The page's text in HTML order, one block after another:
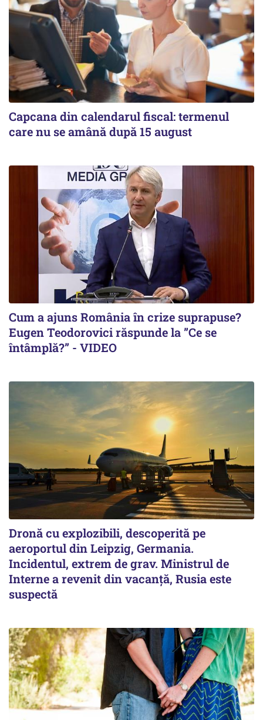
Capcana din calendarul fiscal: termenul
care nu se amână după 15 august
Cum a ajuns România în crize suprapuse?
Eugen Teodorovici răspunde la ”Ce se
întâmplă?” - VIDEO
Dronă cu explozibili, descoperită pe
aeroportul din Leipzig, Germania.
Incidentul, extrem de grav. Ministrul de
Interne a revenit din vacanță, Rusia este
suspectă